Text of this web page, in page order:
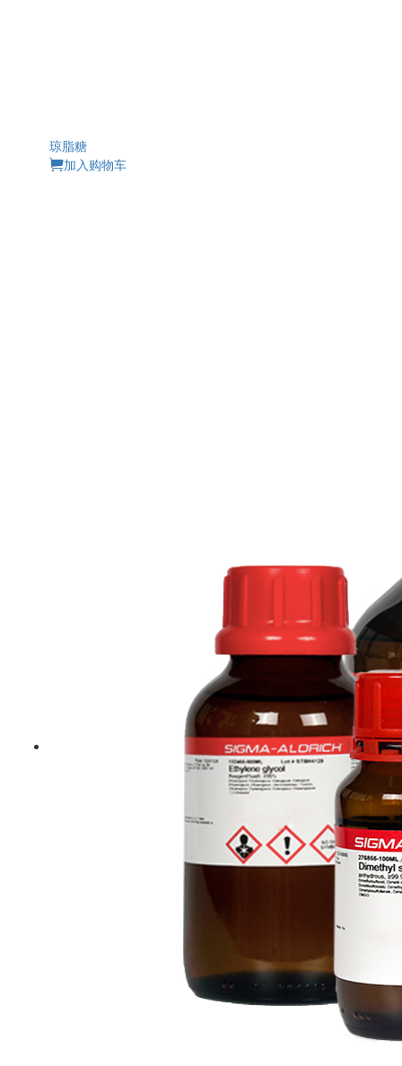
琼脂糖
加入购物车